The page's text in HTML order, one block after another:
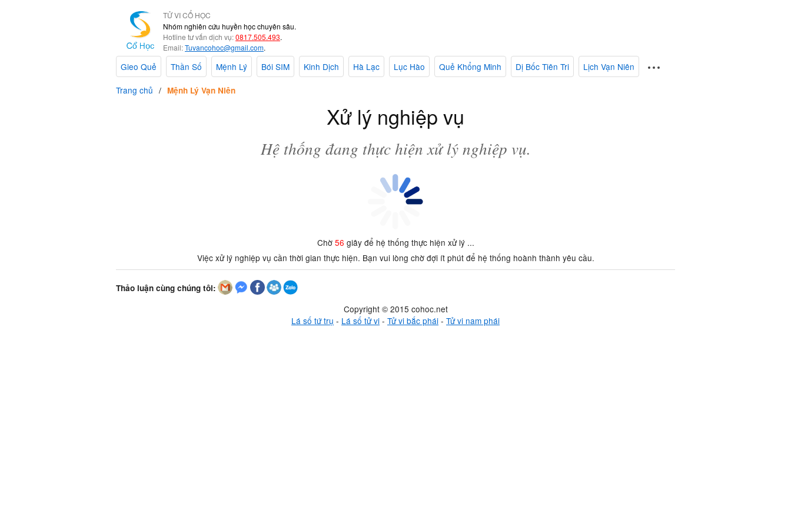
TỬ VI CỔ HỌC
Nhóm nghiên cứu huyền học chuyên sâu.
Hotline tư vấn dịch vụ:0817.505.493.
Email:Tuvancohoc@gmail.com.
Gieo Quẻ Thần Số Mệnh Lý Bói SIM Kinh Dịch Hà Lạc Lục Hào Quẻ Khổng Minh Dị Bốc Tiên Tri
Lịch Vạn Niên
Trang chủ
Mệnh Lý Vạn Niên
Xử lý nghiệp vụ
Hệ thống đang thực hiện xử lý nghiệp vụ.
Chờ 55 giây để hệ thống thực hiện xử lý ...
Việc xử lý nghiệp vụ cần thời gian thực hiện. Bạn vui lòng chờ đợi ít phút để hệ thống hoành thành yêu cầu.
Thảo luận cùng chúng tôi:
Copyright © 2015 cohoc.net
Lá số tứ trụ - Lá số tử vi - Tử vi bắc phái - Tử vi nam phái